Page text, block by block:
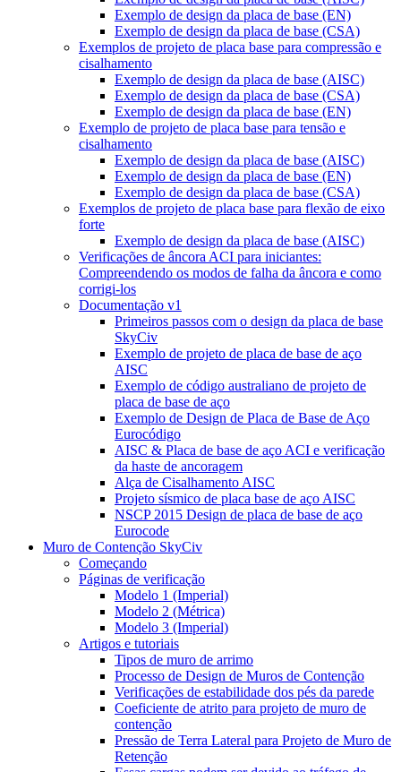
Exemplo de design da placa de base (EN)
Exemplo de design da placa de base (CSA)
Exemplos de projeto de placa base para compressão e
cisalhamento
Exemplo de design da placa de base (AISC)
Exemplo de design da placa de base (CSA)
Exemplo de design da placa de base (EN)
Exemplo de projeto de placa base para tensão e
cisalhamento
Exemplo de design da placa de base (AISC)
Exemplo de design da placa de base (EN)
Exemplo de design da placa de base (CSA)
Exemplos de projeto de placa base para flexão de eixo
forte
Exemplo de design da placa de base (AISC)
Verificações de âncora ACI para iniciantes:
Compreendendo os modos de falha da âncora e como
corrigi-los
Documentação v1
Primeiros passos com o design da placa de base
SkyCiv
Exemplo de projeto de placa de base de aço
AISC
Exemplo de código australiano de projeto de
placa de base de aço
Exemplo de Design de Placa de Base de Aço
Eurocódigo
AISC & Placa de base de aço ACI e verificação
da haste de ancoragem
Alça de Cisalhamento AISC
Projeto sísmico de placa base de aço AISC
NSCP 2015 Design de placa de base de aço
Eurocode
Muro de Contenção SkyCiv
Começando
Páginas de verificação
Modelo 1 (Imperial)
Modelo 2 (Métrica)
Modelo 3 (Imperial)
Artigos e tutoriais
Tipos de muro de arrimo
Processo de Design de Muros de Contenção
Verificações de estabilidade dos pés da parede
Coeficiente de atrito para projeto de muro de
contenção
Pressão de Terra Lateral para Projeto de Muro de
Retenção